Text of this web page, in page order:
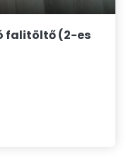
falitöltő (2-es